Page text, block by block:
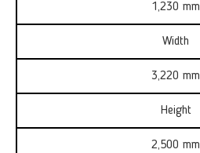
1,230 mm
Width
3,220 mm
Height
2,500 mm